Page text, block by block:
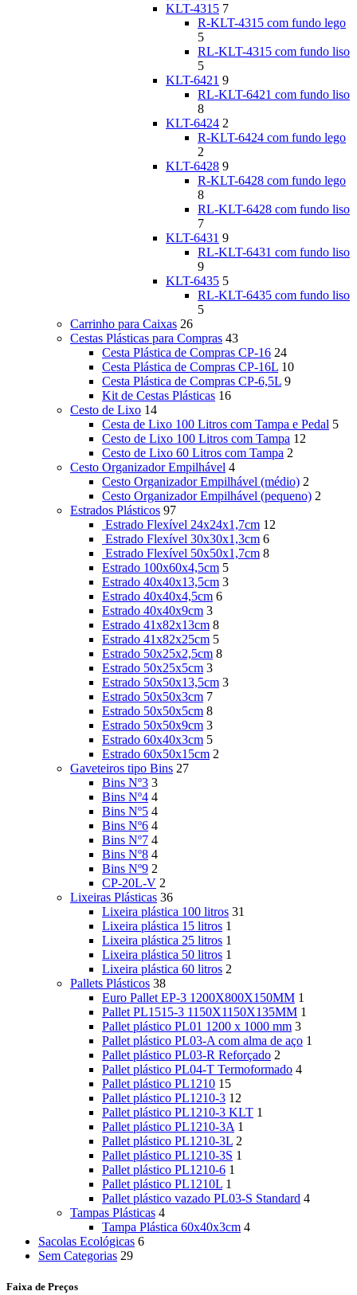
KLT-4315 7
R-KLT-4315 com fundo lego
5
RL-KLT-4315 com fundo liso
5
KLT-6421 9
RL-KLT-6421 com fundo liso
8
KLT-6424 2
R-KLT-6424 com fundo lego
2
KLT-6428 9
R-KLT-6428 com fundo lego
8
RL-KLT-6428 com fundo liso
7
KLT-6431 9
RL-KLT-6431 com fundo liso
9
KLT-6435 5
RL-KLT-6435 com fundo liso
5
Carrinho para Caixas 26
Cestas Plásticas para Compras 43
Cesta Plástica de Compras CP-16 24
Cesta Plástica de Compras CP-16L 10
Cesta Plástica de Compras CP-6,5L 9
Kit de Cestas Plásticas 16
Cesto de Lixo 14
Cesta de Lixo 100 Litros com Tampa e Pedal 5
Cesto de Lixo 100 Litros com Tampa 12
Cesto de Lixo 60 Litros com Tampa 2
Cesto Organizador Empilhável 4
Cesto Organizador Empilhável (médio) 2
Cesto Organizador Empilhável (pequeno) 2
Estrados Plásticos 97
Estrado Flexível 24x24x1,7cm 12
Estrado Flexível 30x30x1,3cm 6
Estrado Flexível 50x50x1,7cm 8
Estrado 100x60x4,5cm 5
Estrado 40x40x13,5cm 3
Estrado 40x40x4,5cm 6
Estrado 40x40x9cm 3
Estrado 41x82x13cm 8
Estrado 41x82x25cm 5
Estrado 50x25x2,5cm 8
Estrado 50x25x5cm 3
Estrado 50x50x13,5cm 3
Estrado 50x50x3cm 7
Estrado 50x50x5cm 8
Estrado 50x50x9cm 3
Estrado 60x40x3cm 5
Estrado 60x50x15cm 2
Gaveteiros tipo Bins 27
Bins Nº3 3
Bins Nº4 4
Bins Nº5 4
Bins Nº6 4
Bins Nº7 4
Bins Nº8 4
Bins Nº9 2
CP-20L-V 2
Lixeiras Plásticas 36
Lixeira plástica 100 litros 31
Lixeira plástica 15 litros 1
Lixeira plástica 25 litros 1
Lixeira plástica 50 litros 1
Lixeira plástica 60 litros 2
Pallets Plásticos 38
Euro Pallet EP-3 1200X800X150MM 1
Pallet PL1515-3 1150X1150X135MM 1
Pallet plástico PL01 1200 x 1000 mm 3
Pallet plástico PL03-A com alma de aço 1
Pallet plástico PL03-R Reforçado 2
Pallet plástico PL04-T Termoformado 4
Pallet plástico PL1210 15
Pallet plástico PL1210-3 12
Pallet plástico PL1210-3 KLT 1
Pallet plástico PL1210-3A 1
Pallet plástico PL1210-3L 2
Pallet plástico PL1210-3S 1
Pallet plástico PL1210-6 1
Pallet plástico PL1210L 1
Pallet plástico vazado PL03-S Standard 4
Tampas Plásticas 4
Tampa Plástica 60x40x3cm 4
Sacolas Ecológicas 6
Sem Categorias 29
Faixa de Preços